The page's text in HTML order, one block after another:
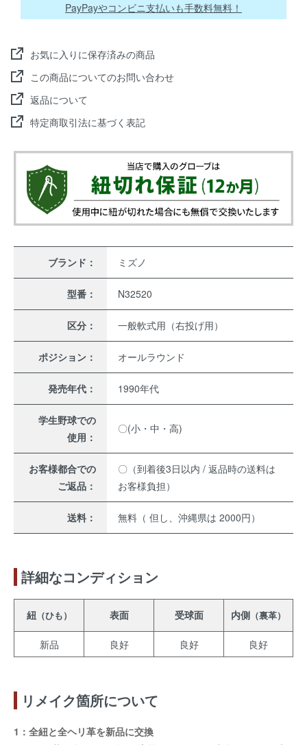
PayPayやコンビニ支払いも手数料無料！
お気に入りに保存済みの商品
この商品についてのお問い合わせ
返品について
特定商取引法に基づく表記
ブランド： ミズノ
型番： N32520
区分： 一般軟式用（右投げ用）
ポジション： オールラウンド
発売年代： 1990年代
学生野球での
使用：
〇(小・中・高)
お客様都合での
ご返品：
〇（到着後3日以内 / 返品時の送料は
お客様負担）
送料： 無料（ 但し、沖縄県は 2000円）
詳細なコンディション
紐（ひも） 表面 受球面 内側 （裏革）
新品 良好 良好 良好
リメイク箇所について
1：全紐と全ヘリ革を新品に交換